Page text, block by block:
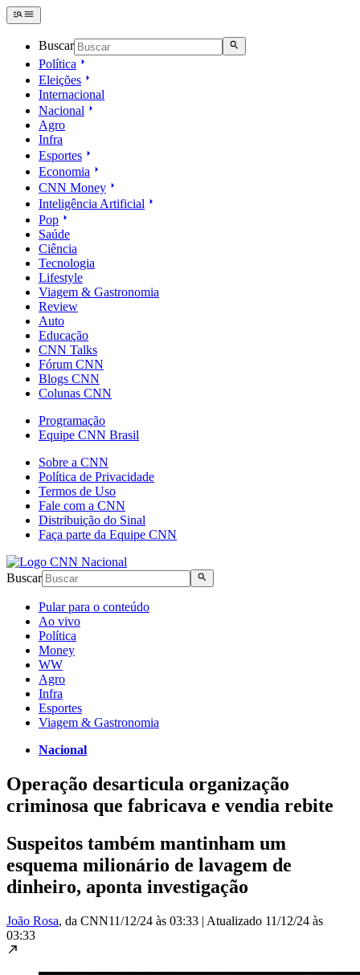
Buscar
Política
Eleições
Internacional
Nacional
Agro
Infra
Esportes
Economia
CNN Money
Inteligência Artificial
Pop
Saúde
Ciência
Tecnologia
Lifestyle
Viagem & Gastronomia
Review
Auto
Educação
CNN Talks
Fórum CNN
Blogs CNN
Colunas CNN
Programação
Equipe CNN Brasil
Sobre a CNN
Política de Privacidade
Termos de Uso
Fale com a CNN
Distribuição do Sinal
Faça parte da Equipe CNN
Buscar
Pular para o conteúdo
Ao vivo
Política
Money
WW
Agro
Infra
Esportes
Viagem & Gastronomia
Nacional
Operação desarticula organização
criminosa que fabricava e vendia rebite
Suspeitos também mantinham um
esquema milionário de lavagem de
dinheiro, aponta investigação
João Rosa, da CNN11/12/24 às 03:33 | Atualizado 11/12/24 às
03:33